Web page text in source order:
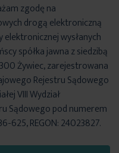
zgodę na
drogą elektroniczną
wysłanych
spółka jawna z siedzibą
Żywiec, zarejestrowana
Rejestru Sądowego
VIII Wydział
Sądowego pod numerem
625, REGON: 24023827.